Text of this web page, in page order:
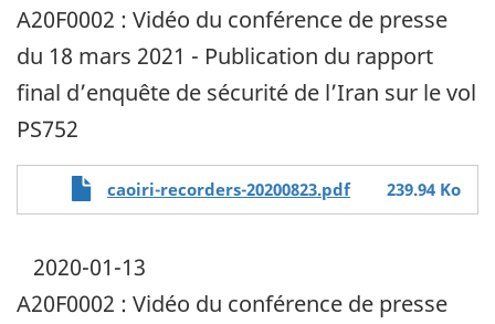
A20F0002 : Vidéo du conférence de presse
du 18 mars 2021 - Publication du rapport
final d’enquête de sécurité de l’Iran sur le vol
PS752
caoiri-recorders-20200823.pdf 239.94 Ko
2020-01-13
A20F0002 : Vidéo du conférence de presse